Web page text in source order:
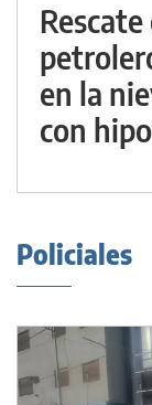
en la
con
Policiales